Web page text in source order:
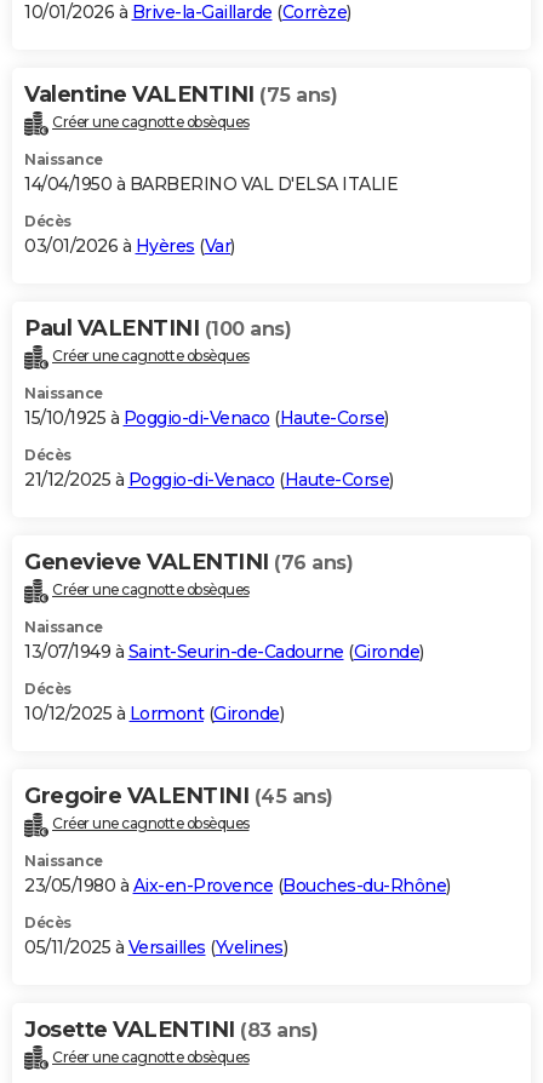
10/01/2026 à Brive-la-Gaillarde (Corrèze)
Valentine VALENTINI (75 ans)
Créer une cagnotte obsèques
Naissance
14/04/1950 à BARBERINO VAL D'ELSA ITALIE
Décès
03/01/2026 à Hyères (Var)
Paul VALENTINI (100 ans)
Créer une cagnotte obsèques
Naissance
15/10/1925 à Poggio-di-Venaco (Haute-Corse)
Décès
21/12/2025 à Poggio-di-Venaco (Haute-Corse)
Genevieve VALENTINI (76 ans)
Créer une cagnotte obsèques
Naissance
13/07/1949 à Saint-Seurin-de-Cadourne (Gironde)
Décès
10/12/2025 à Lormont(Gironde)
Gregoire VALENTINI (45 ans)
Créer une cagnotte obsèques
Naissance
23/05/1980 à Aix-en-Provence (Bouches-du-Rhône)
Décès
05/11/2025 à Versailles (Yvelines)
Josette VALENTINI (83 ans)
Créer une cagnotte obsèques